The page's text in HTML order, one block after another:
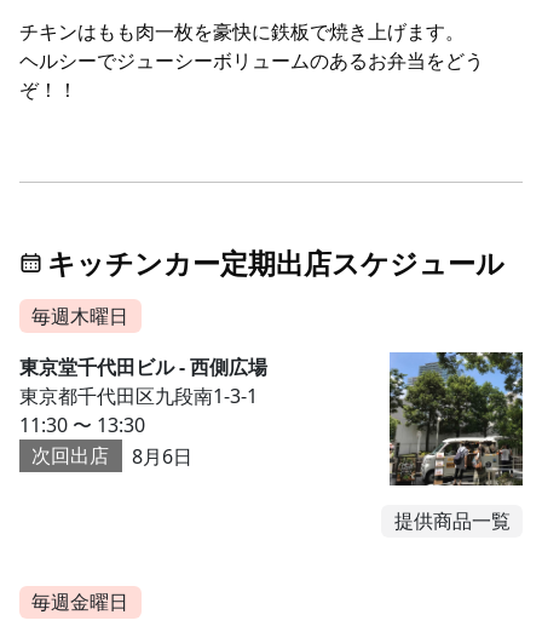
チキンはもも肉一枚を豪快に鉄板で焼き上げます。
ヘルシーでジューシーボリュームのあるお弁当をどう
ぞ！！
キッチンカー定期出店スケジュール
毎週木曜日
東京堂千代田ビル - 西側広場
東京都千代田区九段南1-3-1
11:30 〜 13:30
次回出店
8月6日
提供商品一覧
毎週金曜日